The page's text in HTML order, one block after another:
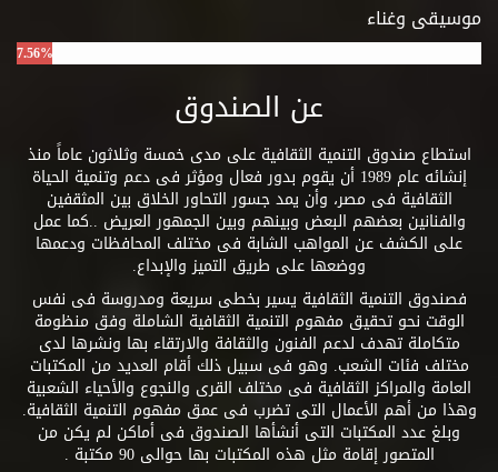
موسيقى وغناء
7.56%
عن الصندوق
استطاع صندوق التنمية الثقافية على مدى خمسة وثلاثون عاماً منذ
إنشائه عام 1989 أن يقوم بدور فعال ومؤثر فى دعم وتنمية الحياة
الثقافية فى مصر، وأن يمد جسور التحاور الخلاق بين المثقفين
والفنانين بعضهم البعض وبينهم وبين الجمهور العريض ..كما عمل
على الكشف عن المواهب الشابة فى مختلف المحافظات ودعمها
ووضعها على طريق التميز والإبداع.
فصندوق التنمية الثقافية يسير بخطى سريعة ومدروسة فى نفس
الوقت نحو تحقيق مفهوم التنمية الثقافية الشاملة وفق منظومة
متكاملة تهدف لدعم الفنون والثقافة والارتقاء بها ونشرها لدى
مختلف فئات الشعب. وهو فى سبيل ذلك أقام العديد من المكتبات
العامة والمراكز الثقافية فى مختلف القرى والنجوع والأحياء الشعبية
وهذا من أهم الأعمال التى تضرب فى عمق مفهوم التنمية الثقافية.
وبلغ عدد المكتبات التى أنشأها الصندوق فى أماكن لم يكن من
المتصور إقامة مثل هذه المكتبات بها حوالى 90 مكتبة .